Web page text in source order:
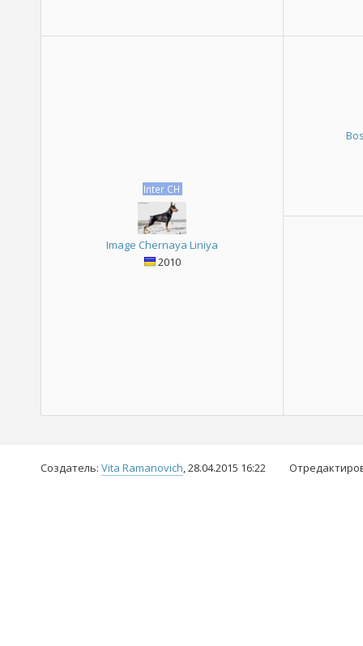
Inter CH
Image Chernaya Liniya
2010
Создатель: Vita Ramanovich, 28.04.2015 16:22